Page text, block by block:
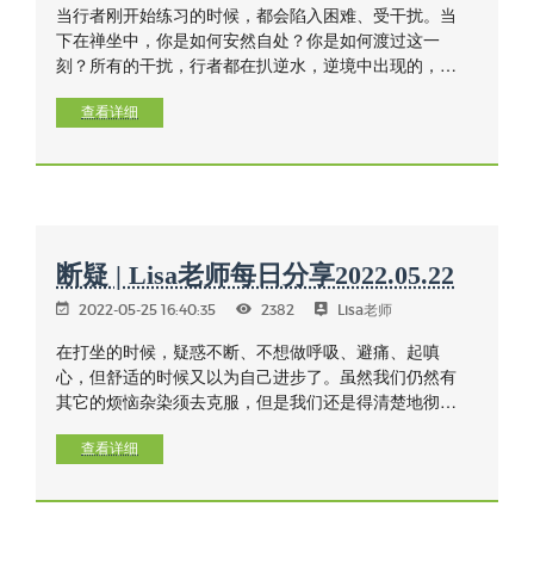
当行者刚开始练习的时候，都会陷入困难、受干扰。当
下在禅坐中，你是如何安然自处？你是如何渡过这一
刻？所有的干扰，行者都在扒逆水，逆境中出现的，都
以为永远过不了这一关，结果呢？还是过去了——疼痛
查看详细
断疑 | Lisa老师每日分享2022.05.22
2022-05-25 16:40:35 2382 Lisa老师
在打坐的时候，疑惑不断、不想做呼吸、避痛、起嗔
心，但舒适的时候又以为自己进步了。虽然我们仍然有
其它的烦恼杂染须去克服，但是我们还是得清楚地彻见
的稳定。
查看详细